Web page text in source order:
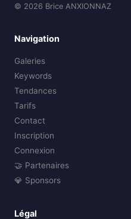
© 2026 Brice ANXIONNAZ
Navigation
Galeries
Keywords
Tendances
Tarifs
Contact
Inscription
Connexion
🤝 Partenaires
💎 Sponsors
Légal